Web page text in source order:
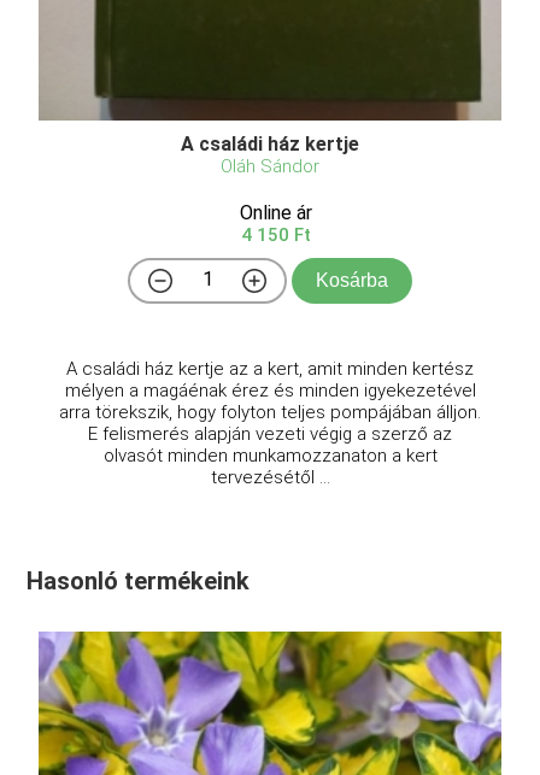
A családi ház kertje
Oláh Sándor
Online ár
4 150 Ft
Kosárba
A családi ház kertje az a kert, amit minden kertész
mélyen a magáénak érez és minden igyekezetével
arra törekszik, hogy folyton teljes pompájában álljon.
E felismerés alapján vezeti végig a szerző az
olvasót minden munkamozzanaton a kert
tervezésétől ...
Hasonló termékeink